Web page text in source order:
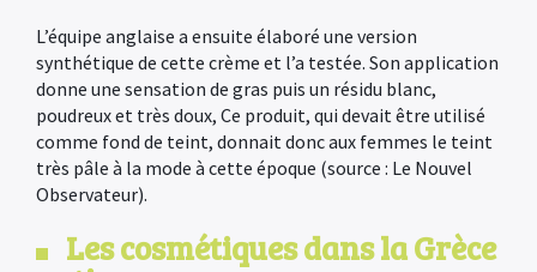
L’équipe anglaise a ensuite élaboré une version
synthétique de cette crème et l’a testée. Son application
donne une sensation de gras puis un résidu blanc,
poudreux et très doux, Ce produit, qui devait être utilisé
comme fond de teint, donnait donc aux femmes le teint
très pâle à la mode à cette époque (source : Le Nouvel
Observateur).
Les cosmétiques dans la Grèce